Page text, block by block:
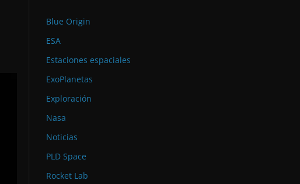
Blue Origin
ESA
Estaciones espaciales
ExoPlanetas
Exploración
Nasa
Noticias
PLD Space
Rocket Lab